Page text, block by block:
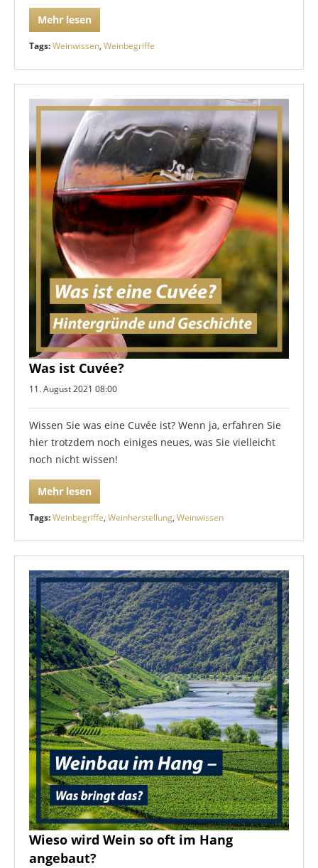
Mehr lesen
Tags:Weinwissen, Weinbegriffe
Was ist Cuvée?
11. August 2021 08:00
Wissen Sie was eine Cuvée ist? Wenn ja, erfahren Sie
hier trotzdem noch einiges neues, was Sie vielleicht
noch nicht wissen!
Mehr lesen
Tags:Weinbegriffe, Weinherstellung, Weinwissen
Wieso wird Wein so oft im Hang
angebaut?